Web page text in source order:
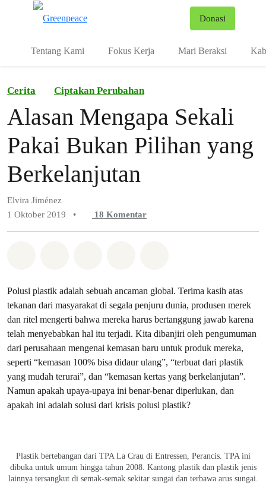
Donasi
Tentang Kami Fokus Kerja Mari Beraksi
Cerita Ciptakan Perubahan
Alasan Mengapa Sekali
Pakai Bukan Pilihan yang
Berkelanjutan
Elvira Jiménez
1 Oktober 2019
• 18 Komentar
Polusi plastik adalah sebuah ancaman global. Terima kasih atas
tekanan dari masyarakat di segala penjuru dunia, produsen merek
dan ritel mengerti bahwa mereka harus bertanggung jawab karena
telah menyebabkan hal itu terjadi. Kita dibanjiri oleh pengumuman
dari perusahaan mengenai kemasan baru untuk produk mereka,
seperti “kemasan 100% bisa didaur ulang”, “terbuat dari plastik
yang mudah terurai”, dan “kemasan kertas yang berkelanjutan”.
Namun apakah upaya-upaya ini benar-benar diperlukan, dan
apakah ini adalah solusi dari krisis polusi plastik?
Plastik bertebangan dari TPA La Crau di Entressen, Perancis. TPA ini
dibuka untuk umum hingga tahun 2008. Kantong plastik dan plastik jenis
lainnya tersangkut di semak-semak sekitar sungai dan terbawa arus sungai.